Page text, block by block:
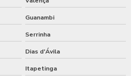
Guanambi
Serrinha
Dias d'Ávila
Itapetinga